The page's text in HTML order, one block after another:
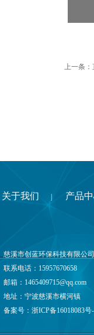
上一条：
关于我们 产品
慈溪市创蓝环保科技有限公
联系电话：15957670658
邮箱： 1465409715@qq.com
地址：宁波慈溪市横河镇
备案号： 浙ICP备16018083号